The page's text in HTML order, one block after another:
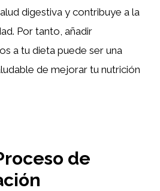
digestiva y contribuye a la
Por tanto, añadir
a tu dieta puede ser una
de mejorar tu nutrición
de